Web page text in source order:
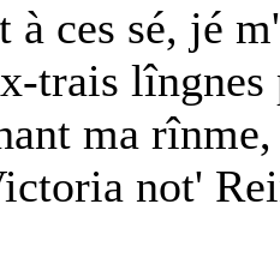
à ces sé, jé
trais lîngnes
ma
not'